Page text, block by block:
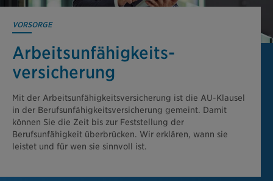
VORSORGE
Arbeitsunfähigkeits­
versicherung
Mit der Arbeitsunfähigkeitsversicherung ist die AU-Klausel
in der Berufsunfähigkeitsversicherung gemeint. Damit
können Sie die Zeit bis zur Feststellung der
Berufsunfähigkeit überbrücken. Wir erklären, wann sie
leistet und für wen sie sinnvoll ist.